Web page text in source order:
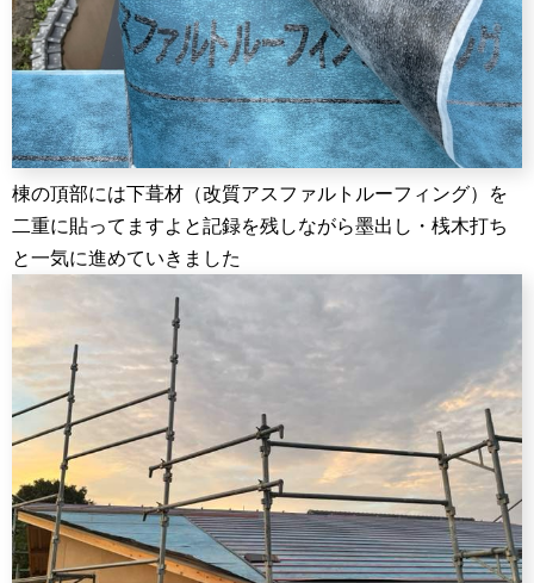
棟の頂部には下葺材（改質アスファルトルーフィング）を
二重に貼ってますよと記録を残しながら墨出し・桟木打ち
と一気に進めていきました